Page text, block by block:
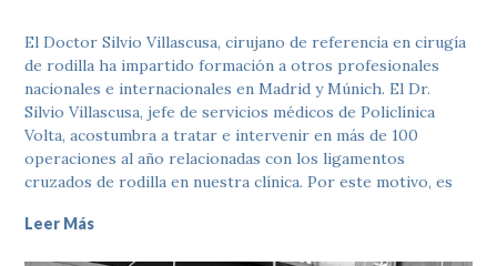
El Doctor Silvio Villascusa, cirujano de referencia en cirugía
de rodilla ha impartido formación a otros profesionales
nacionales e internacionales en Madrid y Múnich. El Dr.
Silvio Villascusa, jefe de servicios médicos de Policlínica
Volta, acostumbra a tratar e intervenir en más de 100
operaciones al año relacionadas con los ligamentos
cruzados de rodilla en nuestra clínica. Por este motivo, es
Leer Más